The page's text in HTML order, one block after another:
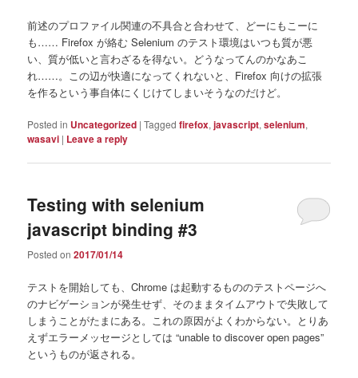
前述のプロファイル関連の不具合と合わせて、どーにもこーに
も…… Firefox が絡む Selenium のテスト環境はいつも質が悪
い、質が低いと言わざるを得ない。どうなってんのかなあこ
れ……。この辺が快適になってくれないと、Firefox 向けの拡張
を作るという事自体にくじけてしまいそうなのだけど。
Posted in Uncategorized |Tagged firefox,javascript,selenium,
wasavi | Leave a reply
Testing with selenium
javascript binding #3
Posted on2017/01/14
テストを開始しても、Chrome は起動するもののテストページへ
のナビゲーションが発生せず、そのままタイムアウトで失敗して
しまうことがたまにある。これの原因がよくわからない。とりあ
えずエラーメッセージとしては “unable to discover open pages”
というものが返される。